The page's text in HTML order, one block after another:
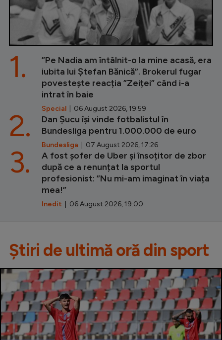
”Pe Nadia am întâlnit-o la mine acasă, era
iubita lui Ștefan Bănică”. Brokerul fugar
povestește reacția ”Zeiței” când i-a
intrat în baie
Special | 06 August 2026, 19:59
1.
Dan Șucu își vinde fotbalistul în
Bundesliga pentru 1.000.000 de euro
Bundesliga | 07 August 2026, 17:26
2.
A fost șofer de Uber și însoțitor de zbor
după ce a renunțat la sportul
profesionist: ”Nu mi-am imaginat în viața
mea!”
Inedit | 06 August 2026, 19:00
3.
Știri de ultimă oră din sport